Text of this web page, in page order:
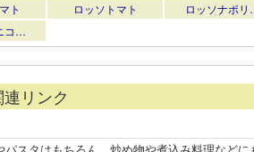
ト ロッソトマト
ロッソナポ
コ…
リンク